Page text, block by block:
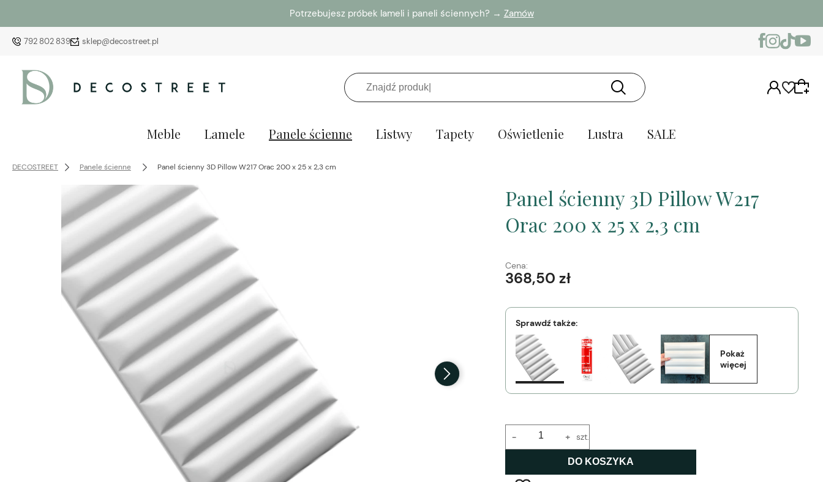
Potrzebujesz próbek lameli i paneli ściennych? → Zamów
792 802 839 sklep@decostreet.pl
Meble Lamele Panele ścienne Listwy Tapety Oświetlenie Lustra SALE
DECOSTREET Panele ścienne Panel ścienny 3D Pillow W217 Orac 200 x 25 x 2,3 cm
Panel ścienny 3D Pillow W217
Orac 200 x 25 x 2,3 cm
Cena:
368,50 zł
Sprawdź także:
Pokaż
więcej
+
- szt.
DO KOSZYKA